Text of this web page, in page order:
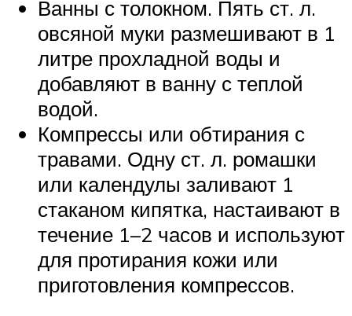
Ванны с толокном. Пять ст. л.
овсяной муки размешивают в 1
литре прохладной воды и
добавляют в ванну с теплой
водой.
Компрессы или обтирания с
травами. Одну ст. л. ромашки
или календулы заливают 1
стаканом кипятка, настаивают в
течение 1–2 часов и используют
для протирания кожи или
приготовления компрессов.